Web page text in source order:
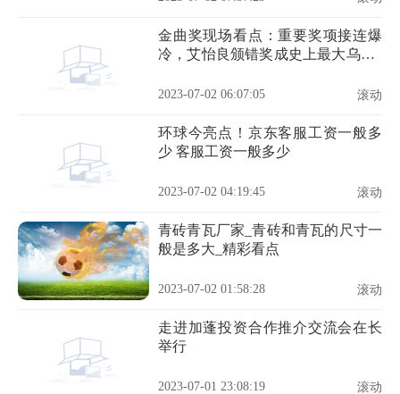
金曲奖现场看点：重要奖项接连爆
冷，艾怡良颁错奖成史上最大乌龙_
2023-07-02 06:07:05 滚动
环球今亮点！京东客服工资一般多
少 客服工资一般多少
2023-07-02 04:19:45 滚动
青砖青瓦厂家_青砖和青瓦的尺寸一
般是多大_精彩看点
2023-07-02 01:58:28 滚动
走进加蓬投资合作推介交流会在长
举行
2023-07-01 23:08:19 滚动